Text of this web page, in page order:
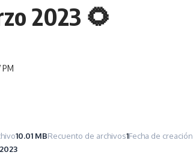
2023 🌻
10.01 MBRecuento de archivos1Fecha de creación